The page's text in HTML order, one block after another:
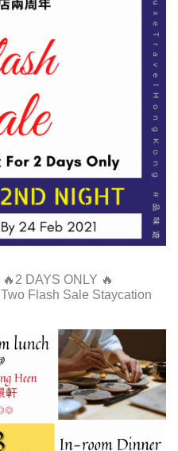
DAYS ONLY 🔥
Flash Sale Staycation